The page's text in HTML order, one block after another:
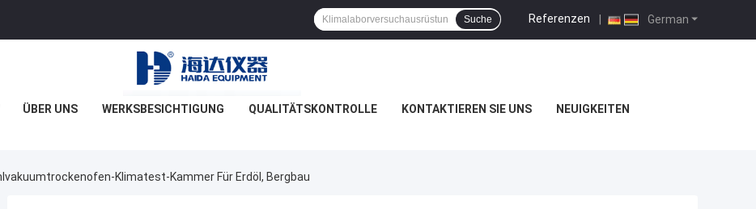
German
Referenzen |
Suche
ÜBER UNS WERKSBESICHTIGUNG QUALITÄTSKONTROLLE KONTAKTIEREN SIE UNS NEUIGKEITEN
Klimatest-Kammer Für Erdöl, Bergbau